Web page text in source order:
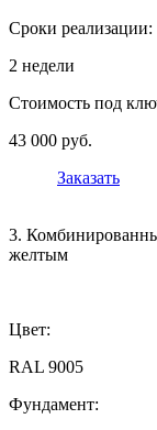
Сроки реализации:
2 недели
Стоимость под
43 000 руб.
Заказать
3.
желтым
Цвет:
RAL 9005
Фундамент: